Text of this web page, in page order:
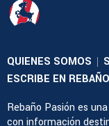
QUIENES SOMOS |
ESCRIBE EN
Rebaño Pasión es
con información